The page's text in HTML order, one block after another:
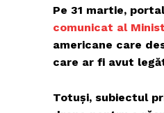
Pe 31 martie,
comunicat al
americane care
care ar fi avut
Totuși, subiectul